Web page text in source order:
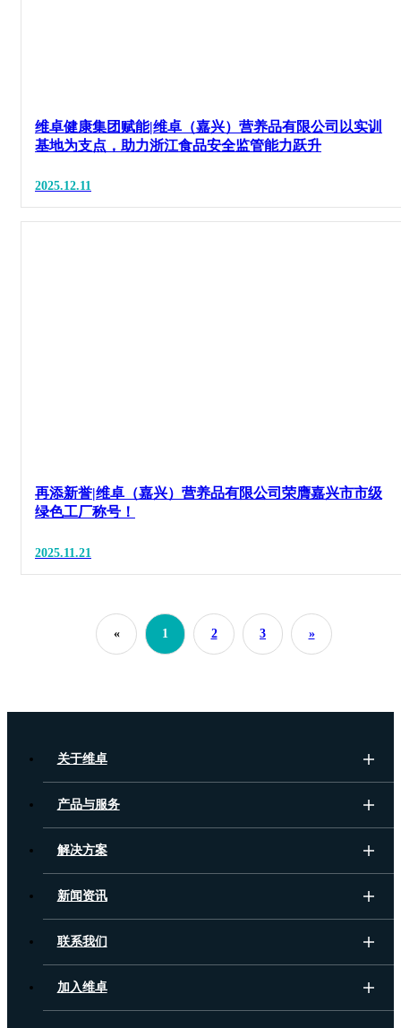
维卓健康集团赋能|维卓（嘉兴）营养品有限公司以实训
基地为支点，助力浙江食品安全监管能力跃升
2025.12.11
再添新誉|维卓（嘉兴）营养品有限公司荣膺嘉兴市市级
绿色工厂称号！
2025.11.21
« 1 2 3 »
关于维卓
产品与服务
解决方案
新闻资讯
联系我们
加入维卓